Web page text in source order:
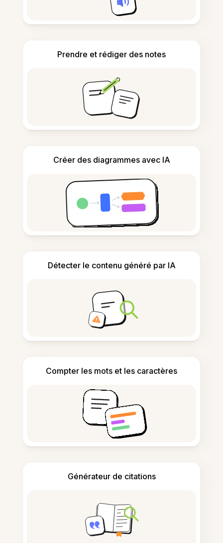
Prendre et rédiger des notes
Créer des diagrammes avec IA
Détecter le contenu généré par IA
Compter les mots et les caractères
Générateur de citations